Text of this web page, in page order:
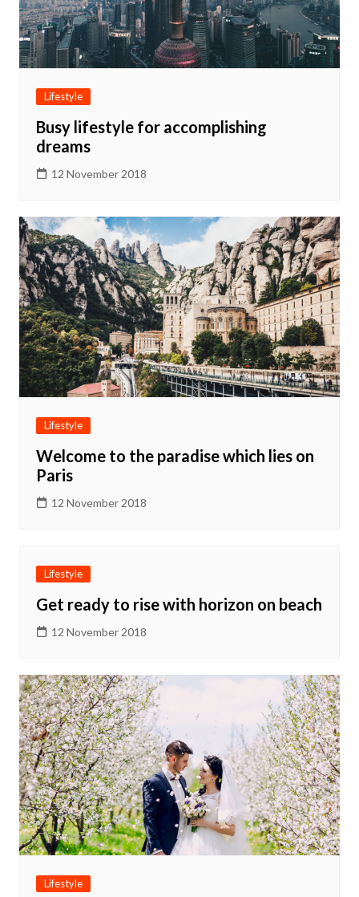
Lifestyle
Busy lifestyle for accomplishing
dreams
12 November 2018
Lifestyle
Welcome to the paradise which lies on
Paris
12 November 2018
Lifestyle
Get ready to rise with horizon on beach
12 November 2018
Lifestyle